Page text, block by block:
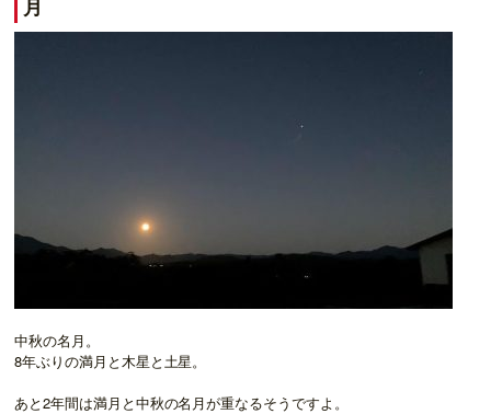
月
中秋の名月。
8年ぶりの満月と木星と土星。
あと2年間は満月と中秋の名月が重なるそうですよ。